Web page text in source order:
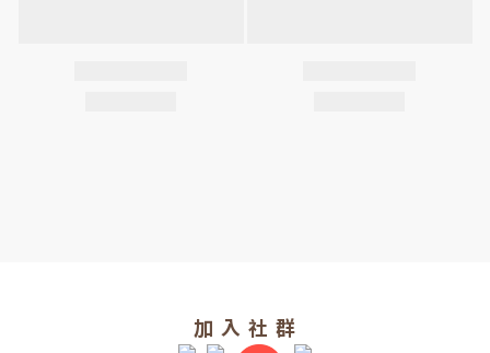
加 入 社 群